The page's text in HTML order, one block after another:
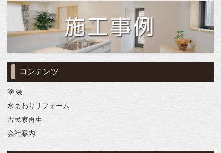
コンテンツ
塗 装
水まわりリフォーム
古民家再生
会社案内